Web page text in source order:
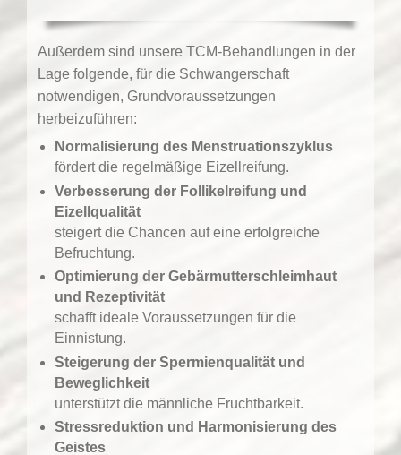
Außerdem sind unsere TCM-Behandlungen in der
Lage folgende, für die Schwangerschaft
notwendigen, Grundvoraussetzungen
herbeizuführen:
Normalisierung des Menstruationszyklus
fördert die regelmäßige Eizellreifung.
Verbesserung der Follikelreifung und
Eizellqualität
steigert die Chancen auf eine erfolgreiche
Befruchtung.
Optimierung der Gebärmutterschleimhaut
und Rezeptivität
schafft ideale Voraussetzungen für die
Einnistung.
Steigerung der Spermienqualität und
Beweglichkeit
unterstützt die männliche Fruchtbarkeit.
Stressreduktion und Harmonisierung des
Geistes